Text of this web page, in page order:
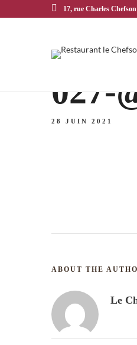
17, rue Charles
027-
28 JUIN 2021
ABOUT THE
Le